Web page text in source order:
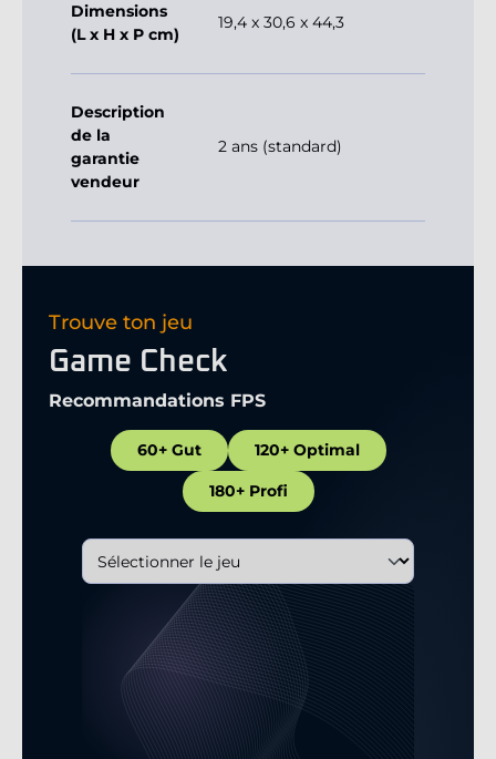
Dimensions
(L x H x P cm)
19,4 x 30,6 x 44,3
Description
de la
garantie
vendeur
2 ans (standard)
Trouve ton jeu
Game Check
Recommandations FPS
60+ Gut 120+ Optimal
180+ Profi